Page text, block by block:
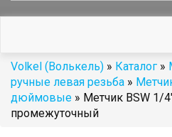
Volkel (Волькель) » Каталог »
ручные левая резьба »
дюймовые » Метчик BSW 1/
промежуточный